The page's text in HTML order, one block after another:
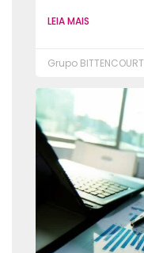
LEIA MAIS
Grupo BITTENCOURT